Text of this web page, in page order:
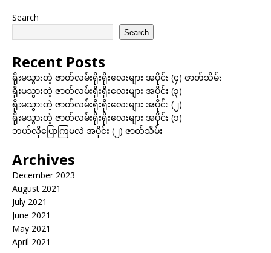
Search
Search
Recent Posts
ရိုးမသွားတဲ့ ဇာတ်လမ်းရိုးရိုးလေးများ အပိုင်း (၄) ဇာတ်သိမ်း
ရိုးမသွားတဲ့ ဇာတ်လမ်းရိုးရိုးလေးများ အပိုင်း (၃)
ရိုးမသွားတဲ့ ဇာတ်လမ်းရိုးရိုးလေးများ အပိုင်း (၂)
ရိုးမသွားတဲ့ ဇာတ်လမ်းရိုးရိုးလေးများ အပိုင်း (၁)
ဘယ်လိုပြောကြမလဲ အပိုင်း (၂) ဇာတ်သိမ်း
Archives
December 2023
August 2021
July 2021
June 2021
May 2021
April 2021